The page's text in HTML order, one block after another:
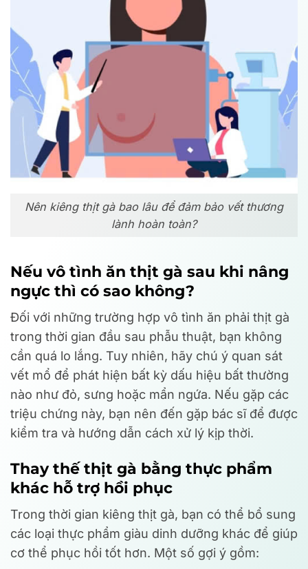
Nên kiêng thịt gà bao lâu để đảm bảo vết thương
lành hoàn toàn?
Nếu vô tình ăn thịt gà sau khi nâng
ngực thì có sao không?
Đối với những trường hợp vô tình ăn phải thịt gà
trong thời gian đầu sau phẫu thuật, bạn không
cần quá lo lắng. Tuy nhiên, hãy chú ý quan sát
vết mổ để phát hiện bất kỳ dấu hiệu bất thường
nào như đỏ, sưng hoặc mẩn ngứa. Nếu gặp các
triệu chứng này, bạn nên đến gặp bác sĩ để được
kiểm tra và hướng dẫn cách xử lý kịp thời.
Thay thế thịt gà bằng thực phẩm
khác hỗ trợ hồi phục
Trong thời gian kiêng thịt gà, bạn có thể bổ sung
các loại thực phẩm giàu dinh dưỡng khác để giúp
cơ thể phục hồi tốt hơn. Một số gợi ý gồm: